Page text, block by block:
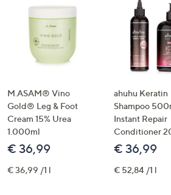
M.ASAM® Vino
Gold® Leg & Foot
Cream 15% Urea
1.000ml
€ 36,99
€ 36,99 /1 l
ahuhu Keratin
Shampoo
Instant Repair
Conditioner
€ 36,99
€ 52,84 /1 l